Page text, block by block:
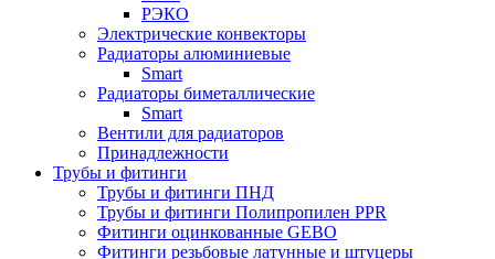
РЭКО
Электрические конвекторы
Радиаторы алюминиевые
Smart
Радиаторы биметаллические
Smart
Вентили для радиаторов
Принадлежности
Трубы и фитинги
Трубы и фитинги ПНД
Трубы и фитинги Полипропилен PPR
Фитинги оцинкованные GEBO
Фитинги резьбовые латунные и штуцеры